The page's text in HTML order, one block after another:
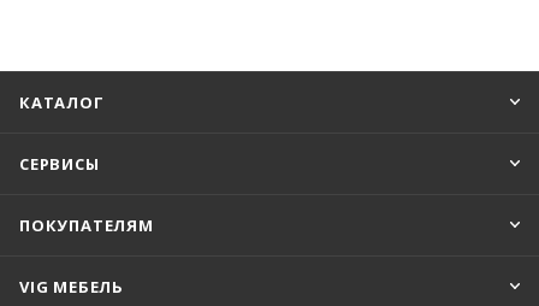
КАТАЛОГ
СЕРВИСЫ
ПОКУПАТЕЛЯМ
VIG МЕБЕЛЬ